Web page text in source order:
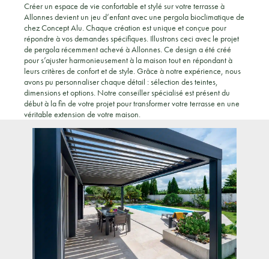
Créer un espace de vie confortable et stylé sur votre terrasse à
Allonnes devient un jeu d’enfant avec une pergola bioclimatique de
chez Concept Alu. Chaque création est unique et conçue pour
répondre à vos demandes spécifiques. Illustrons ceci avec le projet
de pergola récemment achevé à Allonnes. Ce design a été créé
pour s’ajuster harmonieusement à la maison tout en répondant à
leurs critères de confort et de style. Grâce à notre expérience, nous
avons pu personnaliser chaque détail : sélection des teintes,
dimensions et options. Notre conseiller spécialisé est présent du
début à la fin de votre projet pour transformer votre terrasse en une
véritable extension de votre maison.